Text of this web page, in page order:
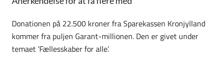
Donationen på 22.500 kroner fra Sparekassen Kronjylland
kommer fra puljen Garant-millionen. Den er givet under
temaet ’Fællesskaber for alle’.